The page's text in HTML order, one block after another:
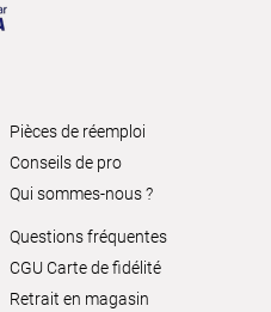
Pièces de réemploi
Conseils de pro
Qui sommes-nous ?
Questions fréquentes
CGU Carte de fidélité
Retrait en magasin